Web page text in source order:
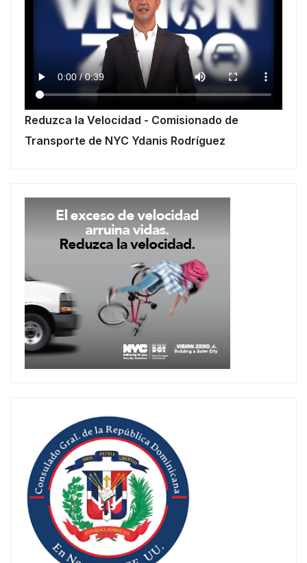
Reduzca la Velocidad - Comisionado de
Transporte de NYC Ydanis Rodríguez